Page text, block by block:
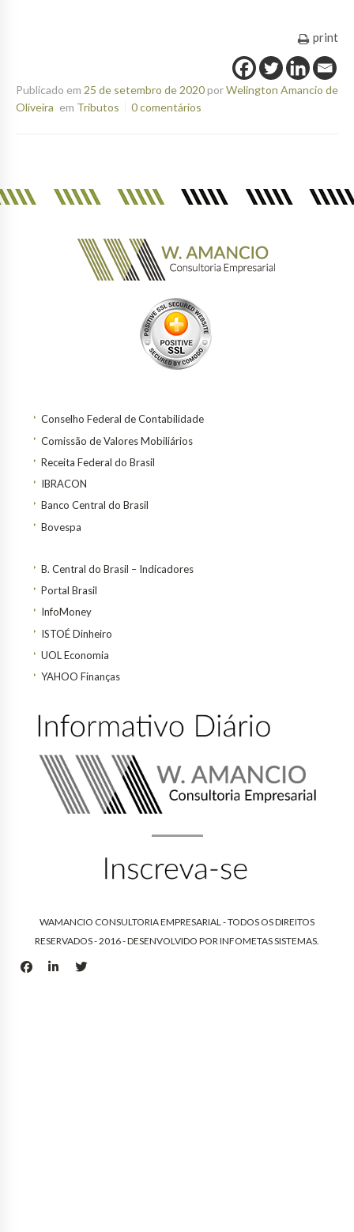
print
Publicado em 25 de setembro de 2020porWelington Amancio de
Oliveira em Tributos 0 comentários
Conselho Federal de Contabilidade
Comissão de Valores Mobiliários
Receita Federal do Brasil
IBRACON
Banco Central do Brasil
Bovespa
B. Central do Brasil – Indicadores
Portal Brasil
InfoMoney
ISTOÉ Dinheiro
UOL Economia
YAHOO Finanças
WAMANCIO CONSULTORIA EMPRESARIAL - TODOS OS DIREITOS
RESERVADOS - 2016 - DESENVOLVIDO PORINFOMETAS SISTEMAS.